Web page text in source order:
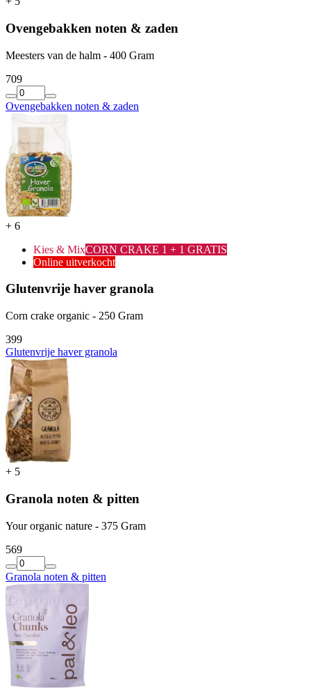
Ovengebakken noten & zaden
Meesters van de halm - 400 Gram
709
Ovengebakken noten & zaden
+ 6
Kies & MixCORN CRAKE 1 + 1 GRATIS
Online uitverkocht
Glutenvrije haver granola
Corn crake organic - 250 Gram
399
Glutenvrije haver granola
+ 5
Granola noten & pitten
Your organic nature - 375 Gram
569
Granola noten & pitten